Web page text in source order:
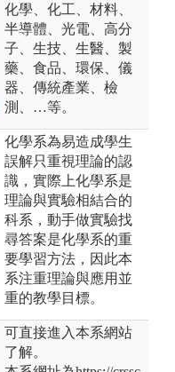
化學、化工、材料、
半導體、光電、高分
子、生技、生醫、製
藥、食品、環保、儀
器、傳統產業、檢
測、…等。
化學系為易造成學生
誤解只重視理論的認
識，實際上化學系是
理論與實驗相結合的
科系，動手做實驗找
尋答案是化學系的重
要學習方法，因此本
系注重理論與應用並
重的教學目標。
可直接進入本系網站
了解。